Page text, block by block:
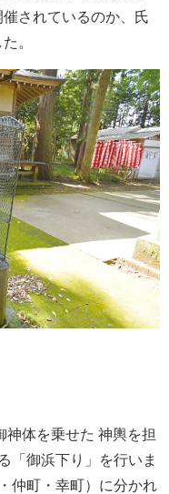
されているのか、氏
。
体を乗せた 神輿を担
「御浜下り」を行いま
仲町・幸町）に分かれ